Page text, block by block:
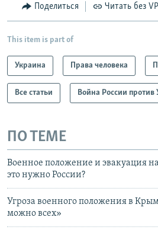
Поделиться Читать без
This item is part of
Украина Права человека
Все статьи Война России против
ПО ТЕМЕ
Военное положение и эвакуация
это нужно России?
Угроза военного положения в
можно всех»